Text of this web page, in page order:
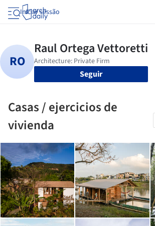
Iniciar sessão
Seguir
Casas / ejercicios de
vivienda